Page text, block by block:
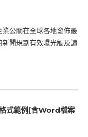
公關在全球各地發佈最
聞規劃有效曝光觸及讀
式範例[含Word檔案